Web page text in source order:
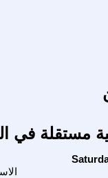
مستقلة في